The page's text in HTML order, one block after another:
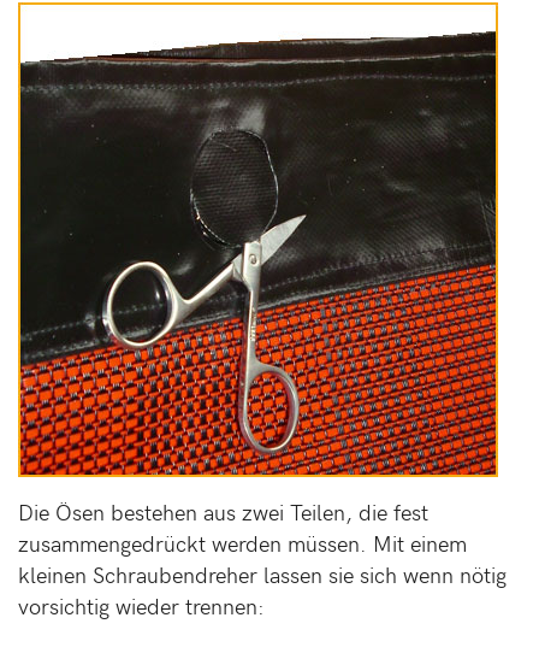
Die Ösen bestehen aus zwei Teilen, die fest
zusammengedrückt werden müssen. Mit einem
kleinen Schraubendreher lassen sie sich wenn nötig
vorsichtig wieder trennen: